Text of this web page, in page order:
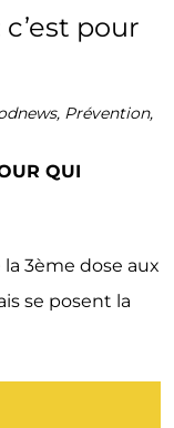
, Prévention,
QUI
3ème dose aux
se posent la